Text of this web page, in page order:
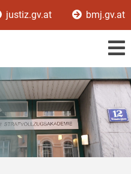
justiz.gv.at bmj.gv.at